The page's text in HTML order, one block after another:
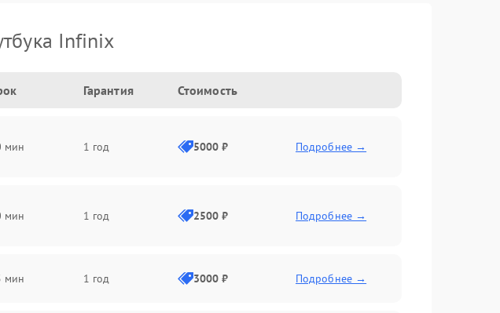
Infinix
Гарантия Стоимость
мин 1 год 5000 ₽ Подробнее →
мин 1 год 2500 ₽ Подробнее →
мин 1 год 3000 ₽ Подробнее →